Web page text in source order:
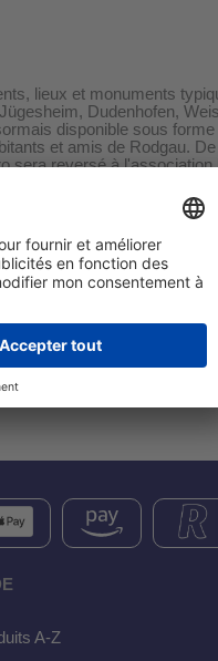
lieux et monuments
Dudenhofen,
disponible sous forme
et amis de Rodgau.
sera reversé à l'association
A-Z